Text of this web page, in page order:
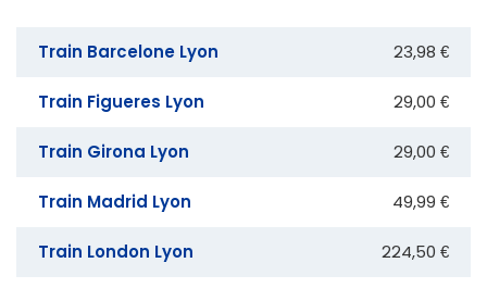
Train Barcelone Lyon 23,98 €
Train Figueres Lyon 29,00 €
Train Girona Lyon 29,00 €
Train Madrid Lyon 49,99 €
Train London Lyon 224,50 €